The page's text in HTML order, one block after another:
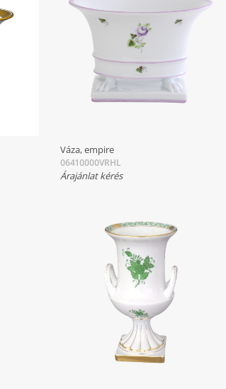
Váza, empire
06410000VRHL
Árajánlat kérés